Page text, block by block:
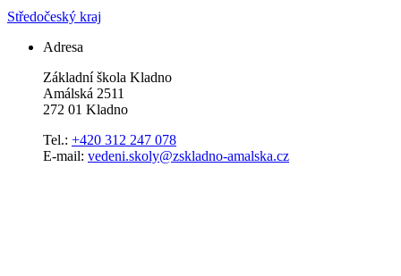
Středočeský kraj
Adresa
Základní škola Kladno
Amálská 2511
272 01 Kladno
Tel.: +420 312 247 078
E-mail: vedeni.skoly@zskladno-amalska.cz